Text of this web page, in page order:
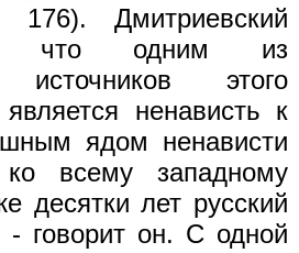
176). Дмитриевский
что одним из
источников этого
ненависть к
ядом ненависти
всему западному
десятки лет русский
- говорит он. С одной